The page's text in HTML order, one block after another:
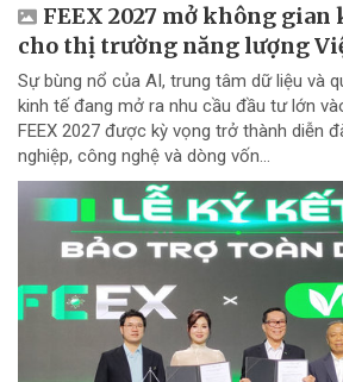
FEEX 2027 mở không gian
cho thị trường năng lượng
Sự bùng nổ của AI, trung tâm dữ liệu và
kinh tế đang mở ra nhu cầu đầu tư lớn
FEEX 2027 được kỳ vọng trở thành diễn
nghiệp, công nghệ và dòng vốn...